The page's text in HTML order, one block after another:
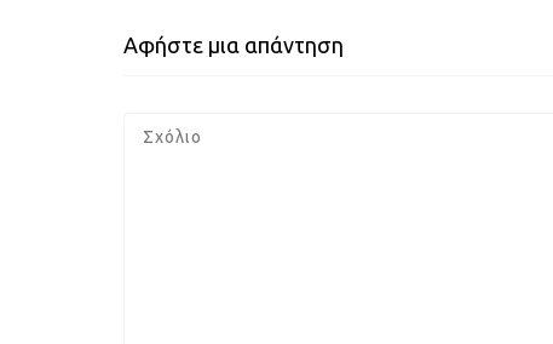
Αφήστε μια απάντηση